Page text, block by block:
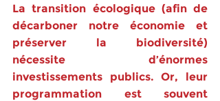
La transition écologique (afin de
décarboner notre économie et
préserver la biodiversité)
nécessite d’énormes
investissements publics. Or, leur
programmation est souvent